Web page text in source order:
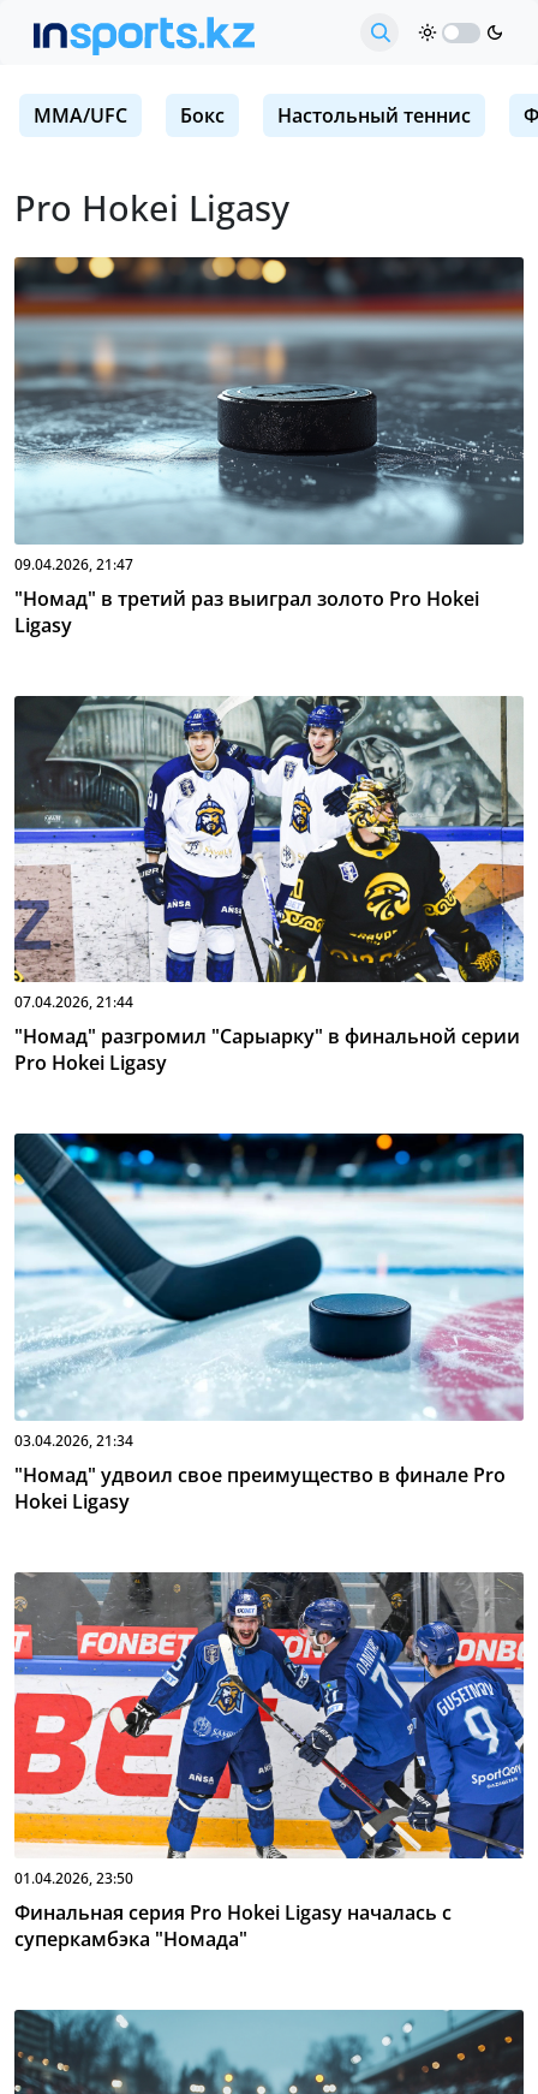
MMA/UFC Бокс Настольный теннис
Pro Hokei Ligasy
09.04.2026, 21:47
"Номад" в третий раз выиграл золото Pro Hokei
Ligasy
07.04.2026, 21:44
"Номад" разгромил "Сарыарку" в финальной серии
Pro Hokei Ligasy
03.04.2026, 21:34
"Номад" удвоил свое преимущество в финале Pro
Hokei Ligasy
01.04.2026, 23:50
Финальная серия Pro Hokei Ligasy началась с
суперкамбэка "Номада"